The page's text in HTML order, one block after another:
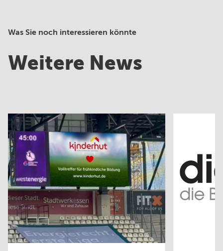
Was Sie noch interessieren könnte
Weitere News